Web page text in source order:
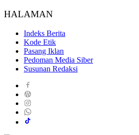
HALAMAN
Indeks Berita
Kode Etik
Pasang Iklan
Pedoman Media Siber
Susunan Redaksi